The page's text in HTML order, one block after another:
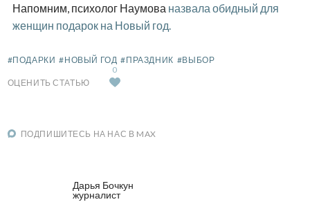
Напомним, психолог Наумова назвала обидный для
женщин подарок на Новый год.
#ПОДАРКИ #НОВЫЙ ГОД #ПРАЗДНИК #ВЫБОР
ОЦЕНИТЬ СТАТЬЮ
0
ПОДПИШИТЕСЬ НА НАС В MAX
Дарья Бочкун
журналист